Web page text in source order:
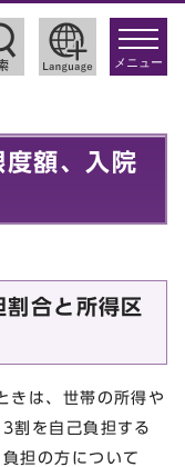
toggle
メニュー
額、入院
合と所得区
きは、世帯の所得や
割を自己負担する
担の方について